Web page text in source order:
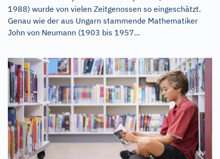
1988) wurde von vielen Zeitgenossen so eingeschätzt.
Genau wie der aus Ungarn stammende Mathematiker
John von Neumann (1903 bis 1957...